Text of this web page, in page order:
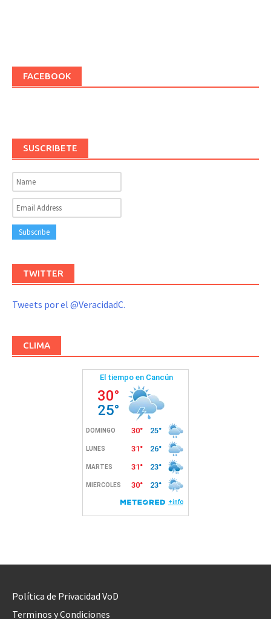
FACEBOOK
SUSCRIBETE
TWITTER
Tweets por el @VeracidadC.
CLIMA
Política de Privacidad VoD
Terminos y Condiciones